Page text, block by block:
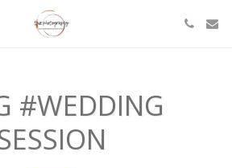
#WEDDING